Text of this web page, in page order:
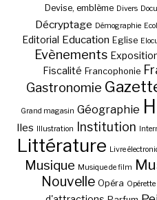
Devise, emblème Divers
Décryptage Démographie
Editorial Education Eglise
Evènements
Fiscalité Francophonie
Gastronomie
Grand magasin Géographie
Iles Illustration Institution
Littérature Livre
Musique Musique de film
Nouvelle Opéra Opérette